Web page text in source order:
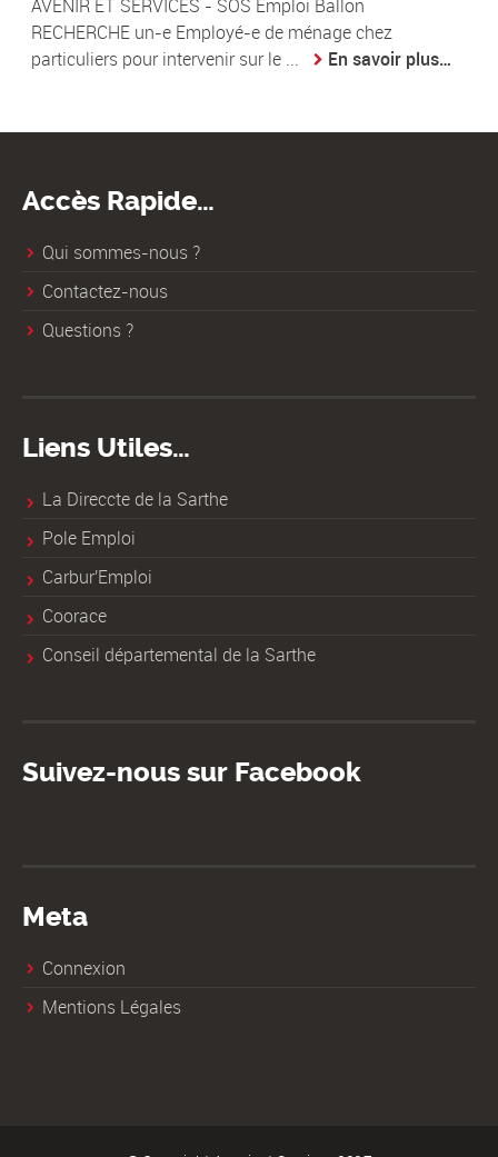
AVENIR ET SERVICES - SOS Emploi Ballon
RECHERCHE un-e Employé-e de ménage chez
particuliers pour intervenir sur le ...
En savoir plus…
Accès Rapide…
Qui sommes-nous ?
Contactez-nous
Questions ?
Liens Utiles…
La Direccte de la Sarthe
Pole Emploi
Carbur'Emploi
Coorace
Conseil départemental de la Sarthe
Suivez-nous sur Facebook
Meta
Connexion
Mentions Légales